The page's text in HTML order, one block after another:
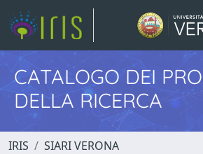
CATALOGO DEI
DELLA RICERCA
IRIS
SIARI VERONA